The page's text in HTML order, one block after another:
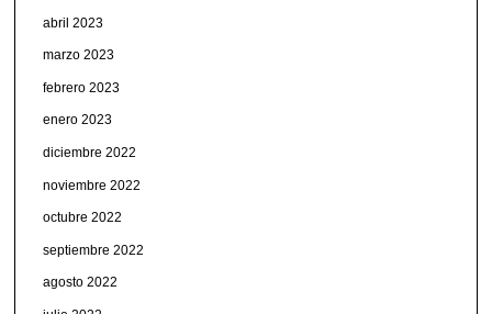
abril 2023
marzo 2023
febrero 2023
enero 2023
diciembre 2022
noviembre 2022
octubre 2022
septiembre 2022
agosto 2022